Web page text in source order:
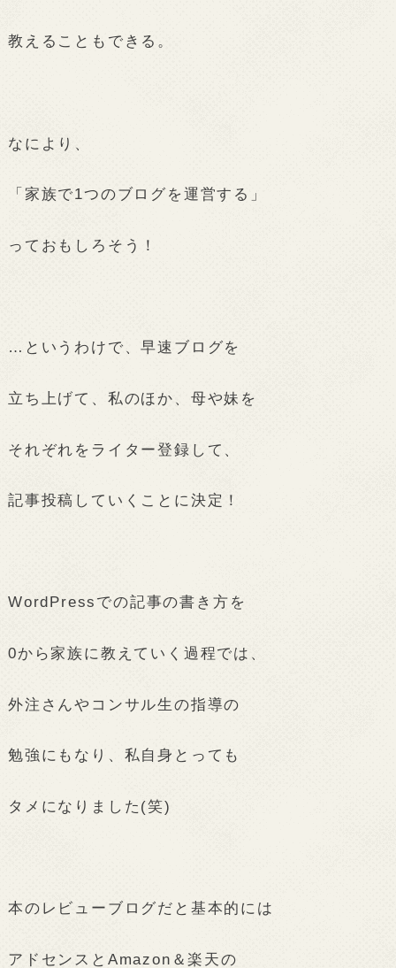
教えることもできる。
なにより、
「家族で1つのブログを運営する」
っておもしろそう！
…というわけで、早速ブログを
立ち上げて、私のほか、母や妹を
それぞれをライター登録して、
記事投稿していくことに決定！
WordPressでの記事の書き方を
0から家族に教えていく過程では、
外注さんやコンサル生の指導の
勉強にもなり、私自身とっても
タメになりました(笑)
本のレビューブログだと基本的には
アドセンスとAmazon＆楽天の